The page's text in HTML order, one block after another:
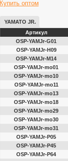
Купить оптом
YAMATO JR.
Артикул
OSP-YAMJr-G01
OSP-YAMJr-H09
OSP-YAMJr-M14
OSP-YAMJr-mo01
OSP-YAMJr-mo10
OSP-YAMJr-mo11
OSP-YAMJr-mo13
OSP-YAMJr-mo18
OSP-YAMJr-mo29
OSP-YAMJr-mo30
OSP-YAMJr-mo31
OSP-YAMJr-P05
OSP-YAMJr-P45
OSP-YAMJr-P64